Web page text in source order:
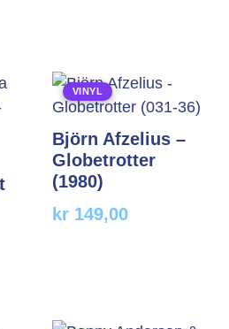
VINYL
Björn Afzelius –
Globetrotter
(1980)
kr 149,00